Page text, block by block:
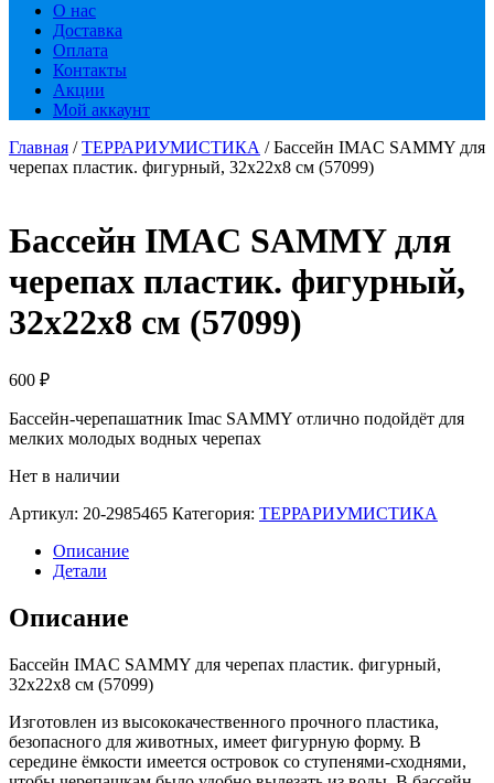
О нас
Доставка
Оплата
Контакты
Акции
Мой аккаунт
Главная /ТЕРРАРИУМИСТИКА / Бассейн IMAC SAMMY для
черепах пластик. фигурный, 32х22х8 см (57099)
Бассейн IMAC SAMMY для
черепах пластик. фигурный,
32х22х8 см (57099)
600 ₽
Бассейн-черепашатник Imac SAMMY отлично подойдёт для
мелких молодых водных черепах
Нет в наличии
Артикул: 20-2985465 Категория: ТЕРРАРИУМИСТИКА
Описание
Детали
Описание
Бассейн IMAC SAMMY для черепах пластик. фигурный,
32х22х8 см (57099)
Изготовлен из высококачественного прочного пластика,
безопасного для животных, имеет фигурную форму. В
середине ёмкости имеется островок со ступенями-сходнями,